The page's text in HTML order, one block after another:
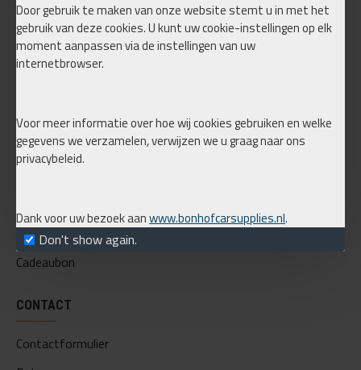
Door gebruik te maken van onze website stemt u in met het
gebruik van deze cookies. U kunt uw cookie-instellingen op elk
moment aanpassen via de instellingen van uw
internetbrowser.
Voor meer informatie over hoe wij cookies gebruiken en welke
gegevens we verzamelen, verwijzen we u graag naar ons
privacybeleid.
Dank voor uw bezoek aanwww.bonhofcarsupplies.nl.
Don't show again.
Mijn account
Bestellingen
ACCOUNT
Nieuwsbrief
Cadeaubon
CONTACT
Contactformulier